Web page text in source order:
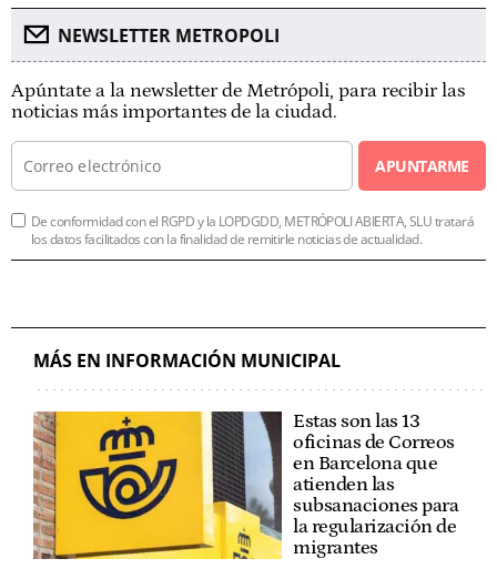
NEWSLETTER METROPOLI
Apúntate a la newsletter de Metrópoli, para recibir las
noticias más importantes de la ciudad.
APUNTARME
De conformidad con el RGPD y la LOPDGDD, METRÓPOLI ABIERTA, SLU tratará
los datos facilitados con la finalidad de remitirle noticias de actualidad.
MÁS EN INFORMACIÓN MUNICIPAL
Estas son las 13
oficinas de Correos
en Barcelona que
atienden las
subsanaciones para
la regularización de
migrantes